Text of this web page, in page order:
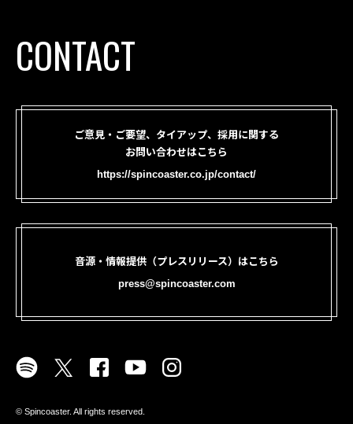
CONTACT
ご意見・ご要望、タイアップ、採用に関する
お問い合わせはこちら
https://spincoaster.co.jp/contact/
音源・情報提供（プレスリリース）はこちら
press@spincoaster.com
©︎ Spincoaster. All rights reserved.